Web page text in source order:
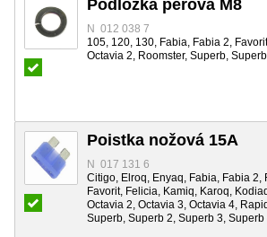
Podložka pérová M8
N 012 038 7
105, 120, 130, Fabia, Fabia 2,
Octavia 2, Roomster, Superb,
Poistka nožová 15A
N 017 131 6
Citigo, Elroq, Enyaq, Fabia, Fabia 2,
Favorit, Felicia, Kamiq, Karoq,
Octavia 2, Octavia 3, Octavia 4,
Superb, Superb 2, Superb 3, Superb